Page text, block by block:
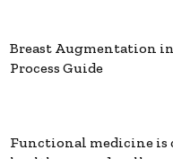
Breast Augmentation
Process Guide
Functional medicine is